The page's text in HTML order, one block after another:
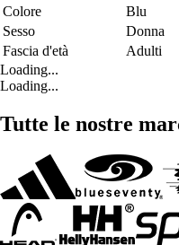
Colore
Blu
Sesso
Donna
Fascia d'età
Adulti
Loading...
Loading...
Tutte le nostre